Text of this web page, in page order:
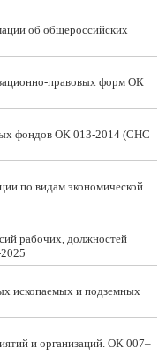
об общероссийских
правовых форм ОК
фондов ОК 013-2014 (СНС
по видам экономической
рабочих, должностей
ископаемых и подземных
и организаций. ОК 007–